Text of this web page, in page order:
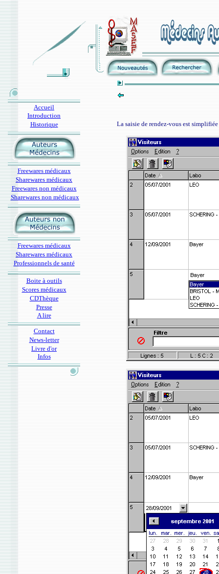
Accueil
Introduction
Historique
Freewares médicaux
Sharewares médicaux
Freewares non médicaux
Sharewares non médicaux
Freewares médicaux
Sharewares médicaux
Professionnels de santé
Boite à outils
Scores médicaux
CDThèque
Presse
A lire
Contact
News-letter
Livre d'or
Infos
La saisie de rendez-vous est